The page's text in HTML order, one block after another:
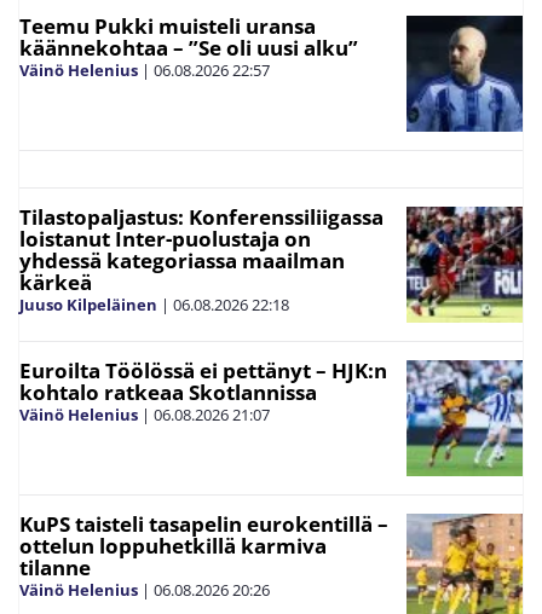
Teemu Pukki muisteli uransa
käännekohtaa – ”Se oli uusi alku”
Väinö Helenius | 06.08.202622:57
Tilastopaljastus: Konferenssiliigassa
loistanut Inter-puolustaja on
yhdessä kategoriassa maailman
kärkeä
Juuso Kilpeläinen | 06.08.202622:18
Euroilta Töölössä ei pettänyt – HJK:n
kohtalo ratkeaa Skotlannissa
Väinö Helenius | 06.08.202621:07
KuPS taisteli tasapelin eurokentillä –
ottelun loppuhetkillä karmiva
tilanne
Väinö Helenius | 06.08.202620:26